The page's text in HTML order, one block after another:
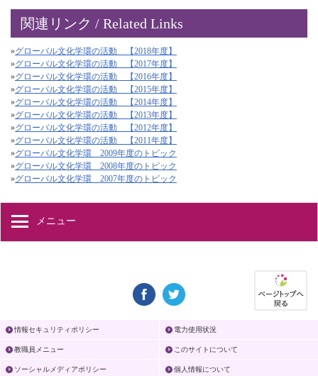
関連リンク / Related Links
»グローバル文化学環の活動 【2018年度】
»グローバル文化学環の活動 【2017年度】
»グローバル文化学環の活動 【2016年度】
»グローバル文化学環の活動 【2015年度】
»グローバル文化学環の活動 【2014年度】
»グローバル文化学環の活動 【2013年度】
»グローバル文化学環の活動 【2012年度】
»グローバル文化学環の活動 【2011年度】
»グローバル文化学環 2009年度のトピック
»グローバル文化学環 2008年度のトピック
»グローバル文化学環 2007年度のトピック
メニュー
情報セキュリティポリシー 電力使用状況
教職員メニュー このサイトについて
ソーシャルメディアポリシー 個人情報について